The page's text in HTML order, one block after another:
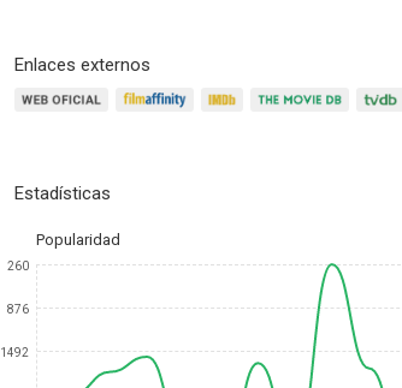
Enlaces externos
Estadísticas
Popularidad
260
876
1492